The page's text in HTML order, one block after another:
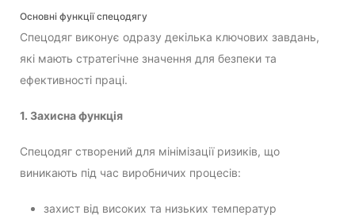
Основні функції спецодягу
Спецодяг виконує одразу декілька ключових завдань,
які мають стратегічне значення для безпеки та
ефективності праці.
1. Захисна функція
Спецодяг створений для мінімізації ризиків, що
виникають під час виробничих процесів:
захист від високих та низьких температур